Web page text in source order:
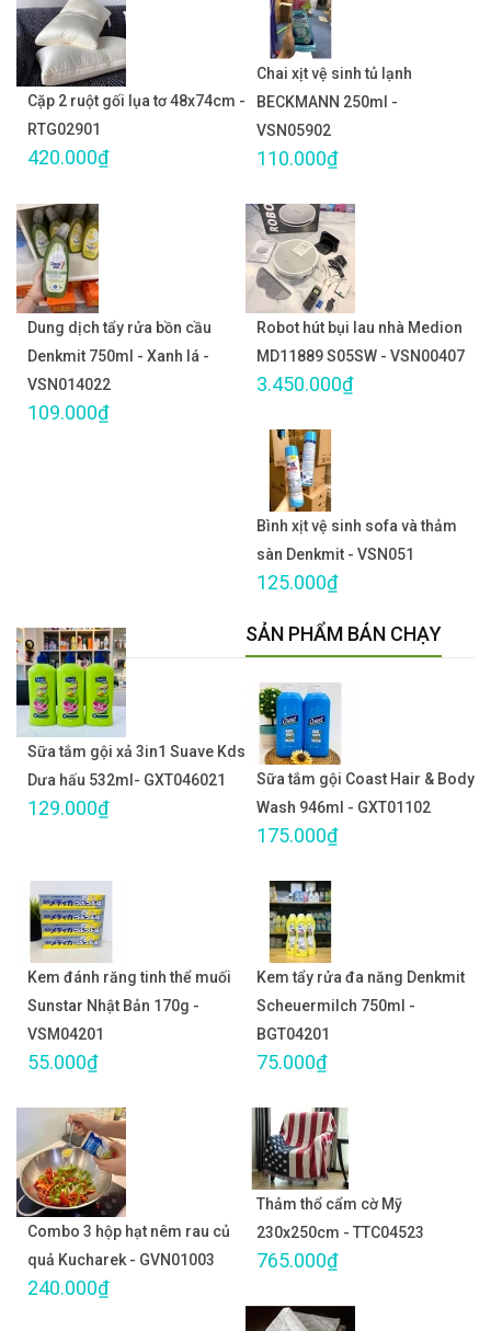
Cặp 2 ruột gối lụa tơ 48x74cm -
RTG02901
420.000₫
Chai xịt vệ sinh tủ lạnh
BECKMANN 250ml -
VSN05902
110.000₫
Dung dịch tẩy rửa bồn cầu
Denkmit 750ml - Xanh lá -
VSN014022
109.000₫
Robot hút bụi lau nhà Medion
MD11889 S05SW - VSN00407
3.450.000₫
Bình xịt vệ sinh sofa và thảm
sàn Denkmit - VSN051
125.000₫
Sữa tắm gội xả 3in1 Suave Kds
Dưa hấu 532ml- GXT046021
129.000₫
SẢN PHẨM BÁN CHẠY
Sữa tắm gội Coast Hair & Body
Wash 946ml - GXT01102
175.000₫
Kem đánh răng tinh thể muối
Sunstar Nhật Bản 170g -
VSM04201
55.000₫
Kem tẩy rửa đa năng Denkmit
Scheuermilch 750ml -
BGT04201
75.000₫
Combo 3 hộp hạt nêm rau củ
quả Kucharek - GVN01003
240.000₫
Thảm thổ cẩm cờ Mỹ
230x250cm - TTC04523
765.000₫